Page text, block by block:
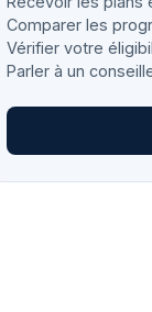
Comparer les
Vérifier votre
Parler à un